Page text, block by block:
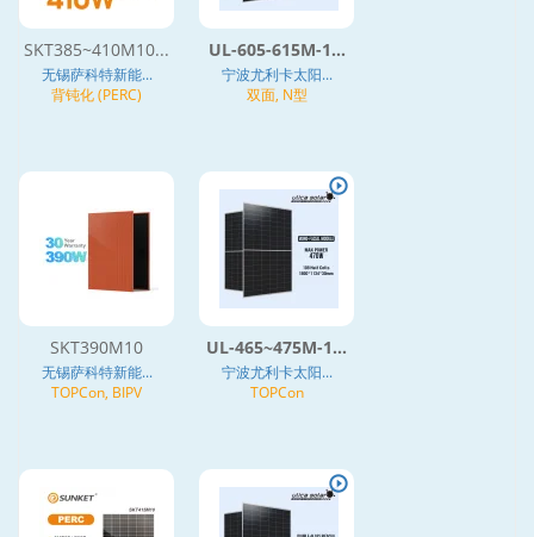
SKT385~410M10...
无锡萨科特新能...
背钝化 (PERC)
UL-605-615M-1...
宁波尤利卡太阳...
双面, N型
SKT390M10
无锡萨科特新能...
TOPCon, BIPV
UL-465~475M-1...
宁波尤利卡太阳...
TOPCon